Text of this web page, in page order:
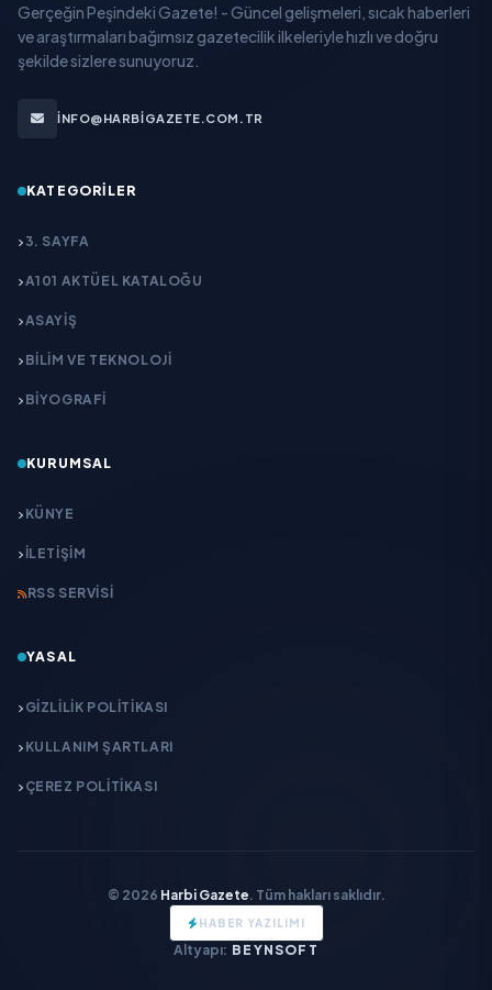
Gerçeğin Peşindeki Gazete! - Güncel gelişmeleri, sıcak haberleri
ve araştırmaları bağımsız gazetecilik ilkeleriyle hızlı ve doğru
şekilde sizlere sunuyoruz.
INFO@HARBIGAZETE.COM.TR
KATEGORILER
3. SAYFA
A101 AKTÜEL KATALOĞU
ASAYİŞ
BİLİM VE TEKNOLOJİ
BİYOGRAFİ
KURUMSAL
KÜNYE
İLETIŞIM
RSS SERVISI
YASAL
GIZLILIK POLITIKASI
KULLANIM ŞARTLARI
ÇEREZ POLITIKASI
© 2026 Harbi Gazete. Tüm hakları saklıdır.
HABER YAZILIMI
Altyapı: BEYNSOFT